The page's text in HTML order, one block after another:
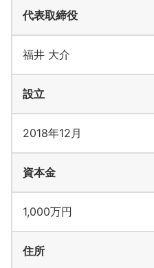
代表取締役
福井 大介
設立
2018年12月
資本金
1,000万円
住所